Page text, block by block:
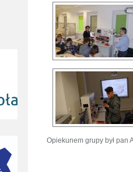
Opiekunem grupy był pan